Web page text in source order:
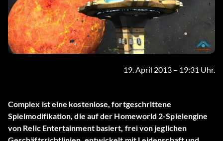
19. April 2013 – 19:31 Uhr.
Complex ist eine kostenlose, fortgeschrittene
Spielmodifikation, die auf der Homeworld 2-Spielengine
von Relic Entertainment basiert, frei von jeglichen